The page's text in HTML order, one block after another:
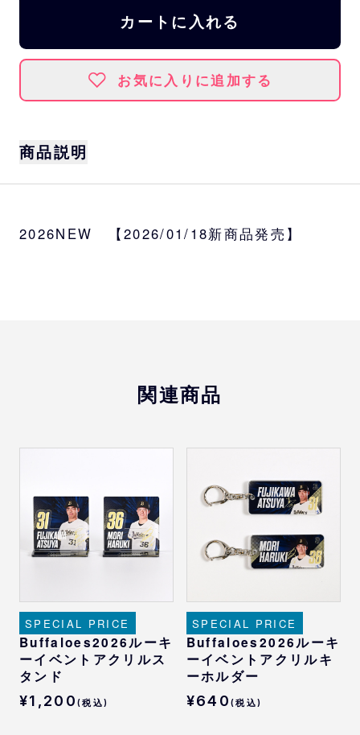
カートに入れる
お気に入りに追加する
商品説明
サイズ
2026NEW 【2026/01/18新商品発売】
関連商品
SPECIAL PRICE
Buffaloes2026ルーキ
ーイベントアクリルス
タンド
¥1,200 (税込)
SPECIAL PRICE
Buffaloes2026ルーキ
ーイベントアクリルキ
ーホルダー
¥640(税込)